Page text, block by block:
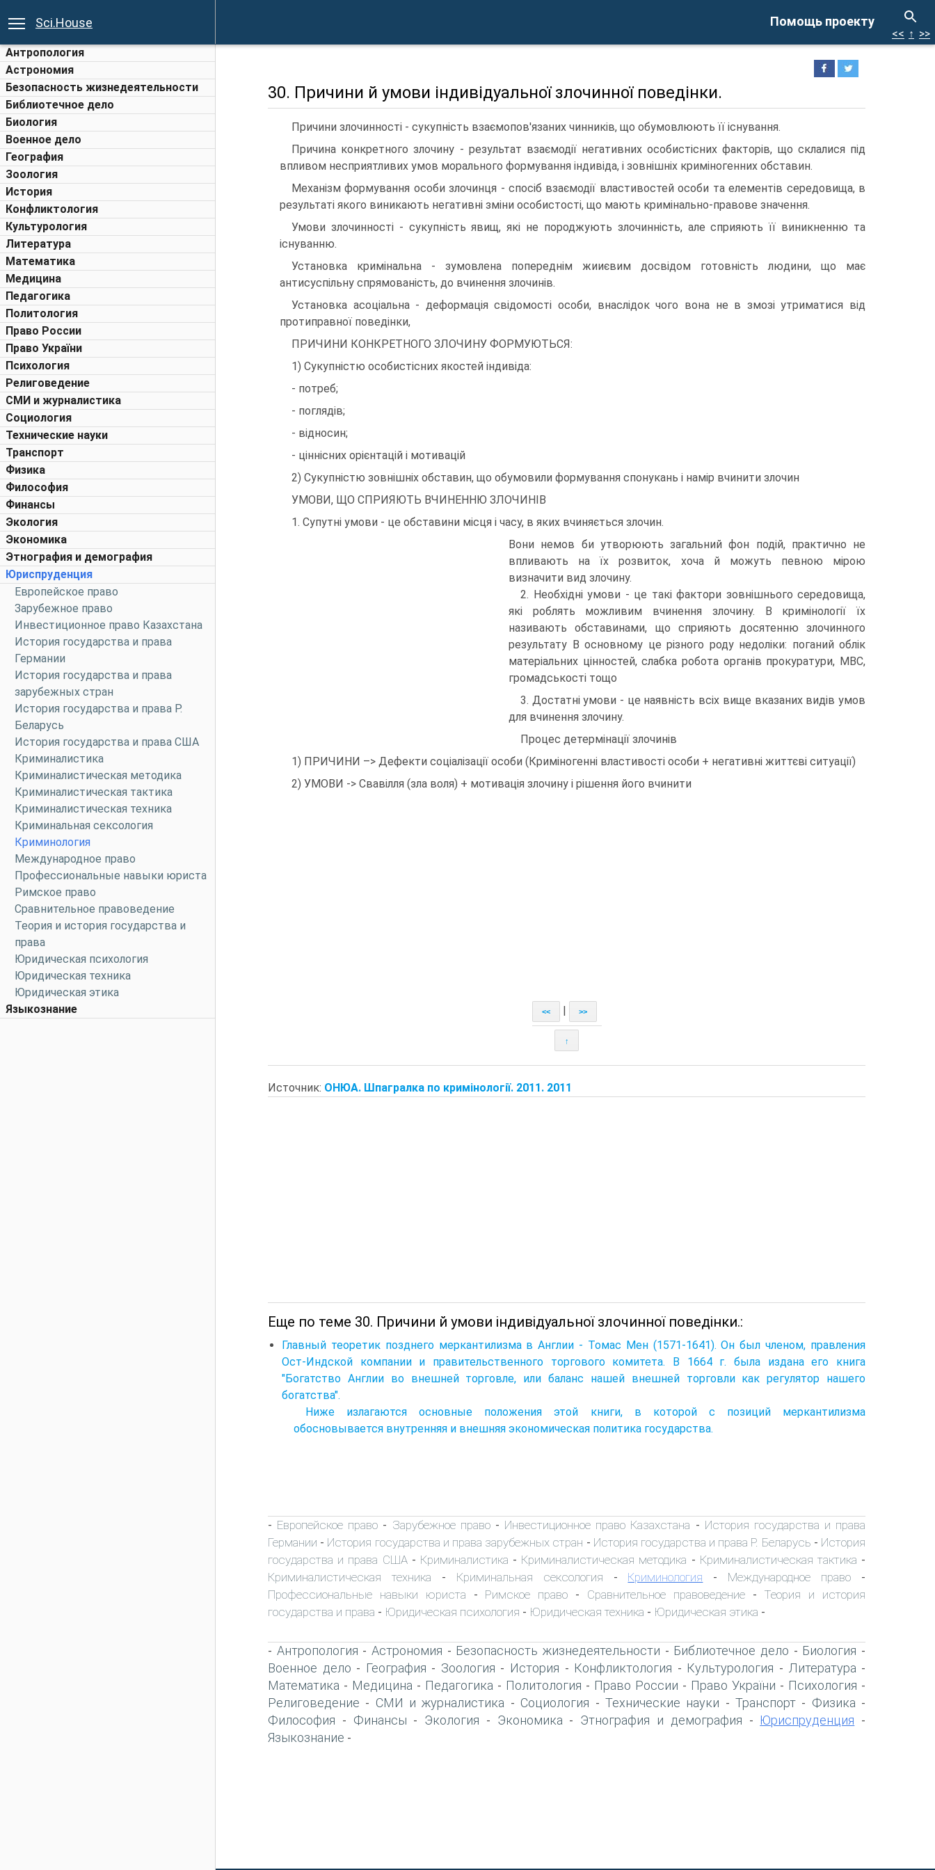
Помощь проекту
Sci.House
Антропология
Астрономия
Безопасность жизнедеятельности
Библиотечное дело
Биология
Военное дело
География
Зоология
История
Конфликтология
Культурология
Литература
Математика
Медицина
Педагогика
Политология
Право России
Право України
Психология
Религоведение
СМИ и журналистика
Социология
Технические науки
Транспорт
Физика
Философия
Финансы
Экология
Экономика
Этнография и демография
Юриспруденция
Европейское право
Зарубежное право
Инвестиционное право Казахстана
История государства и права
Германии
История государства и права
зарубежных стран
История государства и права Р.
Беларусь
История государства и права США
Криминалистика
Криминалистическая методика
Криминалистическая тактика
Криминалистическая техника
Криминальная сексология
Криминология
Международное право
Профессиональные навыки юриста
Римское право
Сравнительное правоведение
Теория и история государства и
права
Юридическая психология
Юридическая техника
Юридическая этика
Языкознание
<< ↑ >>
30. Причини й умови індивідуальної злочинної поведінки.
Причини злочинності - сукупність взаємопов'язаних чинників, що обумовлюють її існування.
Причина конкретного злочину - результат взаємодії негативних особистісних факторів, що склалися під
впливом несприятливих умов морального формування індивіда, і зовнішніх криміногенних обставин.
Механізм формування особи злочинця - спосіб взаємодії властивостей особи та елементів середовища, в
результаті якого виникають негативні зміни особистості, що мають кримінально-правове значення.
Умови злочинності - сукупність явищ, які не породжують злочинність, але сприяють її виникненню та
існуванню.
Установка кримінальна - зумовлена попереднім жииєвим досвідом готовність людини, що має
антисуспільну спрямованість, до вчинення злочинів.
Установка асоціальна - деформація свідомості особи, внаслідок чого вона не в змозі утриматися від
протиправної поведінки,
ПРИЧИНИ КОНКРЕТНОГО ЗЛОЧИНУ ФОРМУЮТЬСЯ:
1) Сукупністю особистісних якостей індивіда:
- потреб;
- поглядів;
- відносин;
- ціннісних орієнтацій і мотивацій
2) Сукупністю зовнішніх обставин, що обумовили формування спонукань і намір вчинити злочин
УМОВИ, ЩО СПРИЯЮТЬ ВЧИНЕННЮ ЗЛОЧИНІВ
1. Супутні умови - це обставини місця і часу, в яких вчиняється злочин.
Вони немов би утворюють загальний фон подій, практично не
впливають на їх розвиток, хоча й можуть певною мірою
визначити вид злочину.
2. Необхідні умови - це такі фактори зовнішнього середовища,
які роблять можливим вчинення злочину. В кримінології їх
називають обставинами, що сприяють досятенню злочинного
результату В основному це різного роду недоліки: поганий облік
матеріальних цінностей, слабка робота органів прокуратури, МВС,
громадськості тощо
3. Достатні умови - це наявність всіх вище вказаних видів умов
для вчинення злочину.
Процес детермінації злочинів
1) ПРИЧИНИ –> Дефекти соціалізації особи (Криміногенні властивості особи + негативні життєві ситуації)
2) УМОВИ -> Свавілля (зла воля) + мотивація злочину і рішення його вчинити
<< >>
↑
Источник: ОНЮА. Шпагралка по кримінології. 2011. 2011
Еще по теме 30. Причини й умови індивідуальної злочинної поведінки.:
Главный теоретик позднего меркантилизма в Англии - Томас Мен (1571-1641). Он был членом, правления
Ост-Индской компании и правительственного торгового комитета. В 1664 г. была издана его книга
"Богатство Англии во внешней торговле, или баланс нашей внешней торговли как регулятор нашего
богатства".
Ниже излагаются основные положения этой книги, в которой с позиций меркантилизма
обосновывается внутренняя и внешняя экономическая политика государства.
- Европейское право - Зарубежное право- Инвестиционное право Казахстана - История государства и права
Германии - История государства и права зарубежных стран - История государства и права Р. Беларусь - История
государства и права США- Криминалистика - Криминалистическая методика - Криминалистическая тактика -
Криминалистическая техника - Криминальная сексология - Криминология - Международное право -
Профессиональные навыки юриста - Римское право - Сравнительное правоведение- Теория и история
государства и права - Юридическая психология - Юридическая техника - Юридическая этика -
- Антропология -Астрономия - Безопасность жизнедеятельности - Библиотечное дело - Биология -
Военное дело - География - Зоология - История - Конфликтология - Культурология - Литература -
Математика - Медицина - Педагогика - Политология - Право России - Право України - Психология -
Религоведение - СМИ и журналистика - Социология - Технические науки - Транспорт- Физика -
Философия - Финансы - Экология - Экономика - Этнография и демография - Юриспруденция -
Языкознание -